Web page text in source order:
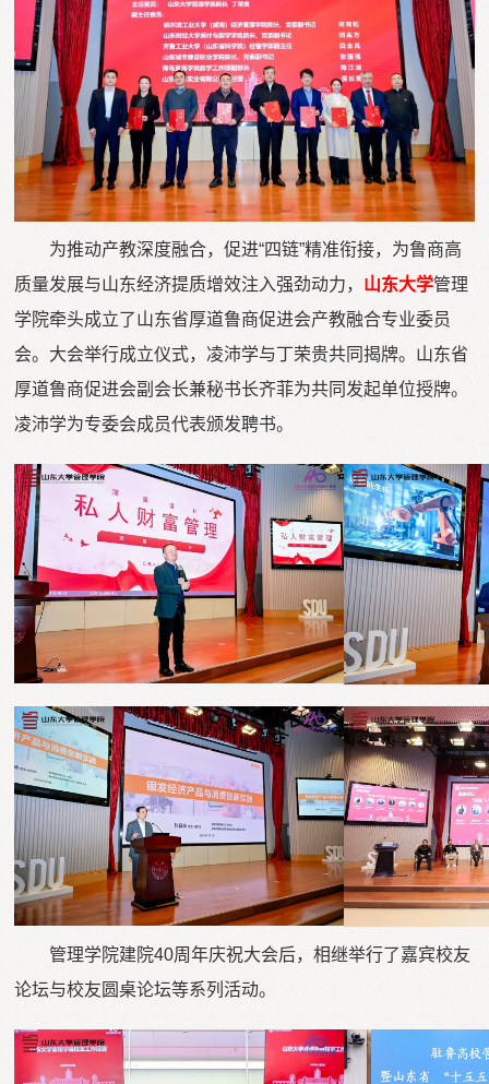
为推动产教深度融合，促进“四链”精准衔接，为鲁商高
质量发展与山东经济提质增效注入强劲动力， 山东大学管理
学院牵头成立了山东省厚道鲁商促进会产教融合专业委员
会。大会举行成立仪式，凌沛学与丁荣贵共同揭牌。山东省
厚道鲁商促进会副会长兼秘书长齐菲为共同发起单位授牌。
凌沛学为专委会成员代表颁发聘书。
管理学院建院40周年庆祝大会后，相继举行了嘉宾校友
论坛与校友圆桌论坛等系列活动。